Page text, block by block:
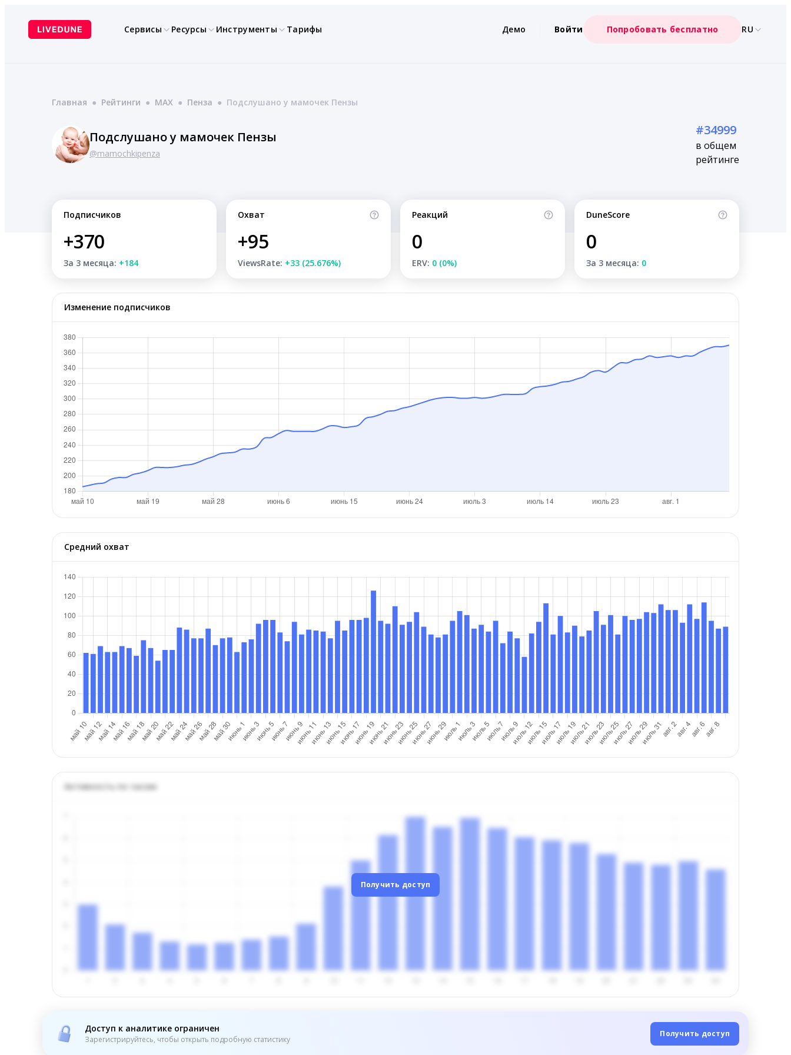
содержимому
Сервисы Ресурсы Инструменты Тарифы Демо Войти Попробовать бесплатно RU
Главная ● Рейтинги ● MAX ● Пенза ● Подслушано у мамочек Пензы
Подслушано у мамочек Пензы
@mamochkipenza
#34999
в общем
рейтинге
Подписчиков
+370
За 3 месяца: +184
Охват
+95
ViewsRate: +33 (25.676%)
Реакций
0
ERV: 0 (0%)
DuneScore
0
За 3 месяца: 0
Изменение подписчиков
Средний охват
Активность по часам
Получить доступ
Доступ к аналитике ограничен
Зарегистрируйтесь, чтобы открыть подробную статистику
Получить доступ